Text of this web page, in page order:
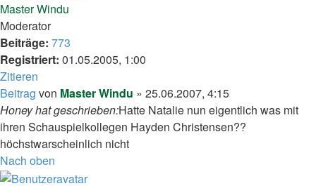
Master Windu
Moderator
Beiträge: 773
Registriert: 01.05.2005, 1:00
Zitieren
Beitrag von Master Windu » 25.06.2007, 4:15
Honey hat geschrieben:Hatte Natalie nun eigentlich was mit
ihren Schauspielkollegen Hayden Christensen??
höchstwarscheinlich nicht
Nach oben